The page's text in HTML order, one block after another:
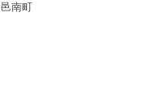
邑南町